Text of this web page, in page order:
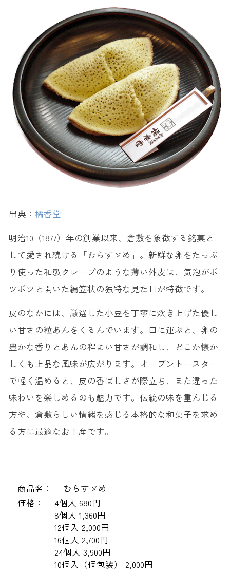
12. 焦がしバター香る倉敷フィナンシェ ＜はれもけも＞
13. ドリップコーヒー ＜koba coffee＞
日持ちしやすい倉敷のおすすめ人気お土産
14. 雲丹めかぶ ＜和平治商店＞
倉敷で買えるおしゃれな人気お土産
16. 猫のおさんぽクッキー缶 ＜はれもけも＞
17. オーガニックバーム ＜倉敷薄荷陳列所＞
20. Coating Chocolat ＜スヌーピーショコラ＞
出典： 橘香堂
明治10（1877）年の創業以来、倉敷を象徴する銘菓と
して愛され続ける「むらすゞめ」。新鮮な卵をたっぷ
り使った和製クレープのような薄い外皮は、気泡がポ
ツポツと開いた編笠状の独特な見た目が特徴です。
皮のなかには、厳選した小豆を丁寧に炊き上げた優し
い甘さの粒あんをくるんでいます。口に運ぶと、卵の
豊かな香りとあんの程よい甘さが調和し、どこか懐か
しくも上品な風味が広がります。オーブントースター
で軽く温めると、皮の香ばしさが際立ち、また違った
味わいを楽しめるのも魅力です。伝統の味を重んじる
方や、倉敷らしい情緒を感じる本格的な和菓子を求め
る方に最適なお土産です。
商品名：
むらすゞめ
価格：
4個入 680円
8個入 1,360円
12個入 2,000円
16個入 2,700円
24個入 3,900円
10個入（個包装） 2,000円